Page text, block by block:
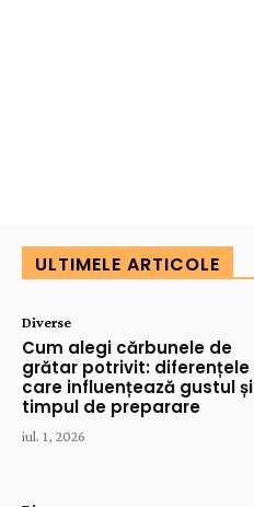
ULTIMELE ARTICOLE
Diverse
Cum alegi cărbunele de
grătar potrivit: diferențele
care influențează gustul și
timpul de preparare
iul. 1, 2026